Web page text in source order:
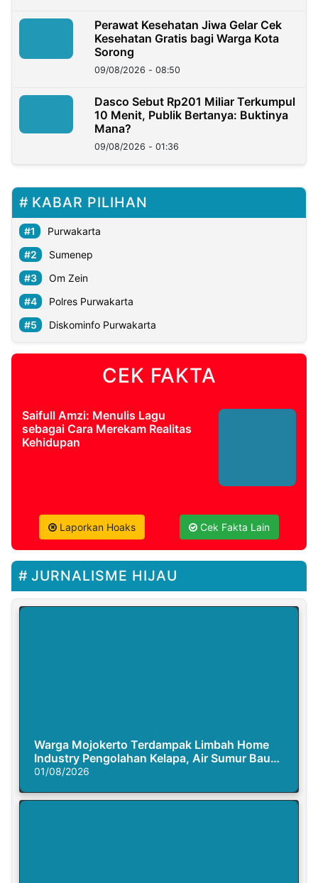
Perawat Kesehatan Jiwa Gelar Cek
Kesehatan Gratis bagi Warga Kota
Sorong
09/08/2026 - 08:50
Dasco Sebut Rp201 Miliar Terkumpul
10 Menit, Publik Bertanya: Buktinya
Mana?
09/08/2026 - 01:36
KABAR PILIHAN
Purwakarta
Sumenep
Om Zein
Polres Purwakarta
Diskominfo Purwakarta
CEK FAKTA
Saifull Amzi: Menulis Lagu
sebagai Cara Merekam Realitas
Kehidupan
Laporkan Hoaks Cek Fakta Lain
JURNALISME HIJAU
Warga Mojokerto Terdampak Limbah Home
Industry Pengolahan Kelapa, Air Sumur Bau
Busuk
01/08/2026